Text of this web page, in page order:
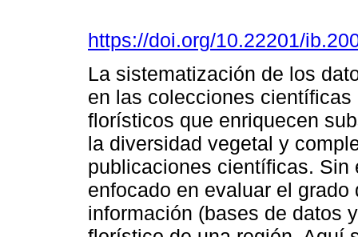
https://doi.org/10.22201/
La sistematización de los
en las colecciones
florísticos que enriquecen
la diversidad vegetal y
publicaciones científicas. Sin
enfocado en evaluar el
información (bases de datos